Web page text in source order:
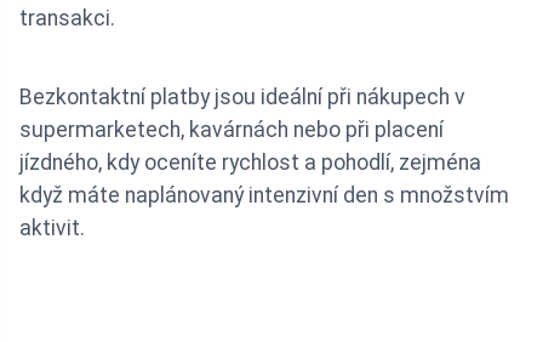
transakci.
Bezkontaktní platby jsou ideální při nákupech v
supermarketech, kavárnách nebo při placení
jízdného, kdy oceníte rychlost a pohodlí, zejména
když máte naplánovaný intenzivní den s množstvím
aktivit.